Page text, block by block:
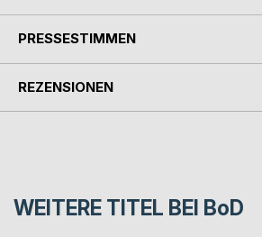
PRESSESTIMMEN
REZENSIONEN
WEITERE TITEL BEI BoD